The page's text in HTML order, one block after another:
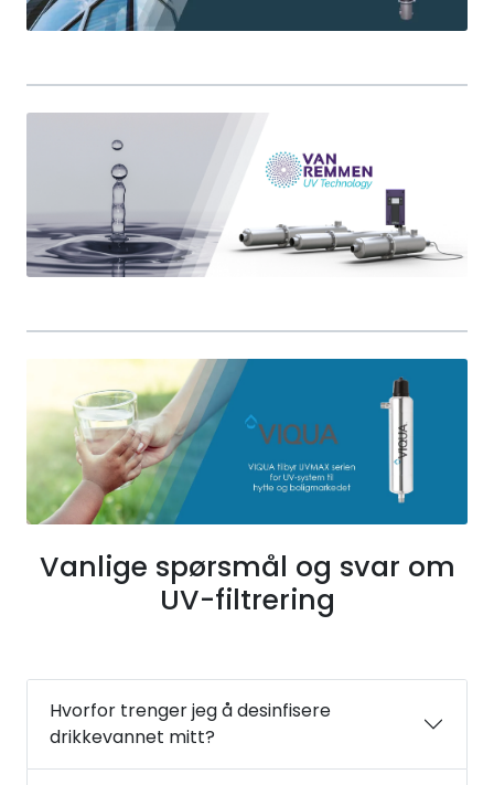
Vanlige spørsmål og svar om
UV-filtrering
Hvorfor trenger jeg å desinfisere
drikkevannet mitt?
LEGIONELLA
STATISKE MIKSERE
LAGERSALG
Marked
Kontakt